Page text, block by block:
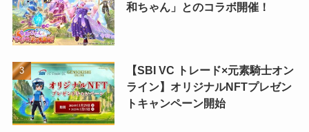
和ちゃん」とのコラボ開催！
【SBI VC トレード×元素騎士オン
ライン】オリジナルNFTプレゼン
トキャンペーン開始